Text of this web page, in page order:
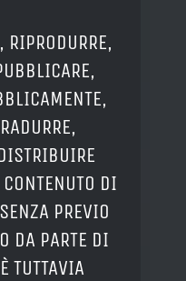
RIPRODURRE,
DI
PREVIO
DA PARTE DI
TUTTAVIA